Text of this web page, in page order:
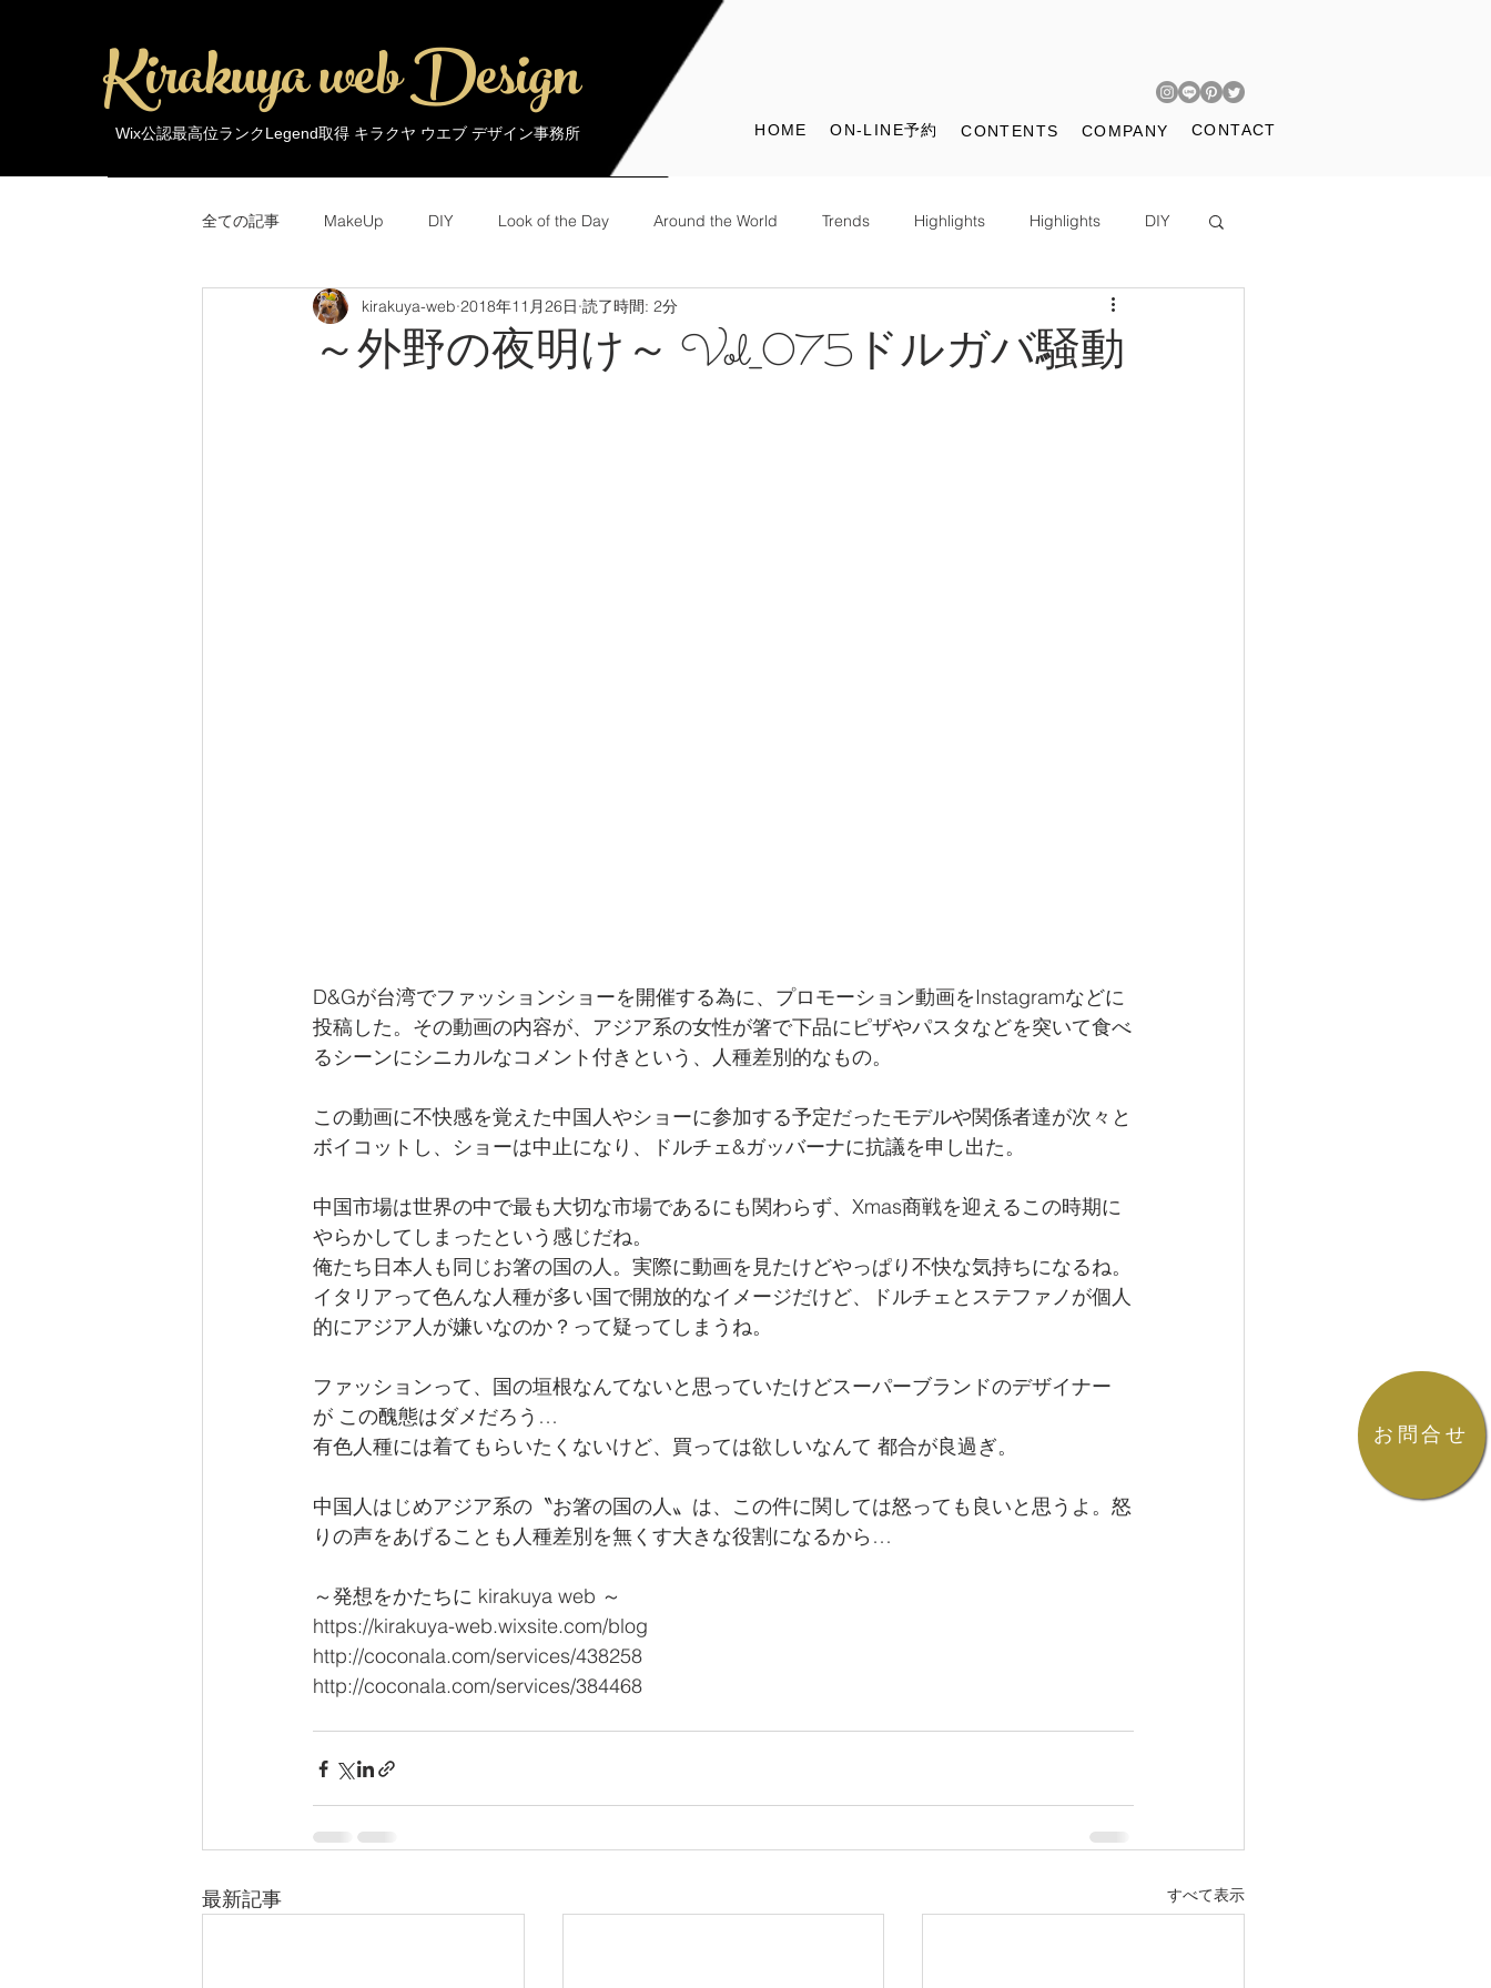
Wix公認最高位ランクLegend取得 キラクヤ ウエブ デザイン事務所
Kirakuya web Design HOME ON-LINE予約 CONTENTS COMPANY CONTACT
お問合せ
全ての記事 MakeUp DIY Look of the Day Around the World Trends Highlights Highlights DIY
Trends Around the World Look of the Day
～外野の夜明け～ Vol_075ドルガバ騒動
kirakuya-web 2018年11月26日 読了時間: 2分
D&Gが台湾でファッションショーを開催する為に、プロモーション動画をInstagramなどに
投稿した。その動画の内容が、アジア系の女性が箸で下品にピザやパスタなどを突いて食べ
るシーンにシニカルなコメント付きという、人種差別的なもの。
この動画に不快感を覚えた中国人やショーに参加する予定だったモデルや関係者達が次々と
ボイコットし、ショーは中止になり、ドルチェ&ガッバーナに抗議を申し出た。
中国市場は世界の中で最も大切な市場であるにも関わらず、Xmas商戦を迎えるこの時期に
やらかしてしまったという感じだね。
俺たち日本人も同じお箸の国の人。実際に動画を見たけどやっぱり不快な気持ちになるね。
イタリアって色んな人種が多い国で開放的なイメージだけど、ドルチェとステファノが個人
的にアジア人が嫌いなのか？って疑ってしまうね。
ファッションって、国の垣根なんてないと思っていたけどスーパーブランドのデザイナー
が この醜態はダメだろう…
有色人種には着てもらいたくないけど、買っては欲しいなんて 都合が良過ぎ。
中国人はじめアジア系の〝お箸の国の人〟は、この件に関しては怒っても良いと思うよ。怒
りの声をあげることも人種差別を無くす大きな役割になるから…
～発想をかたちに kirakuya web ～
https://kirakuya-web.wixsite.com/blog
http://coconala.com/services/438258
http://coconala.com/services/384468
最新記事 すべて表示